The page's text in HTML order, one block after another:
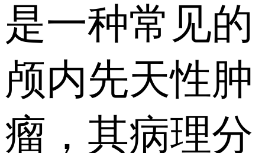
是一种常见的
颅内先天性肿
瘤，其病理分